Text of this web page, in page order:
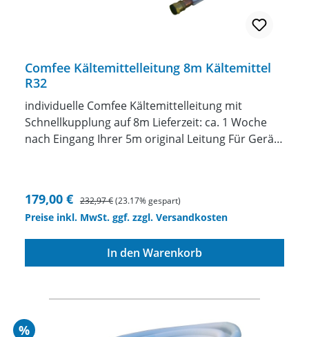
Comfee Kältemittelleitung 8m Kältemittel
R32
individuelle Comfee Kältemittelleitung mit
Schnellkupplung auf 8m Lieferzeit: ca. 1 Woche
nach Eingang Ihrer 5m original Leitung Für Geräte
Länge anincl. Kältemittel in die Leitung einbringen
ACHTUNG die original Leitung muss uns
eingeschickt werden. Wenn Sie das Gerät bei uns
kaufen natürlich nicht. Unser Angebot bezieht
sich auf das Verlängern oder Verkürzen der
eingeschickt werden. Wir ändern IHRE Leitung
dann ab und senden die geänderte Leitung
Verkaufspreis:
179,00 € Regulärer Preis:
232,97 €(23.17% gespart)
Preise inkl. MwSt. ggf. zzgl. Versandkosten
In den Warenkorb
Rabatt
%